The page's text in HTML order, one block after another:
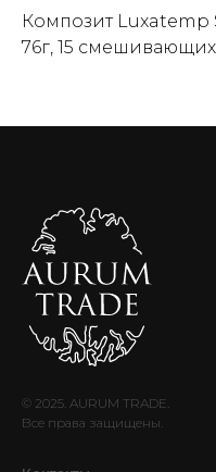
Композит Luxatemp
76г, 15
© 2025. AURUM TRADE.
Все права защищены.